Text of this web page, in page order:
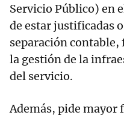
Servicio Público) en
de estar justificadas
separación
la gestión de la
del servicio.
Además, pide mayor